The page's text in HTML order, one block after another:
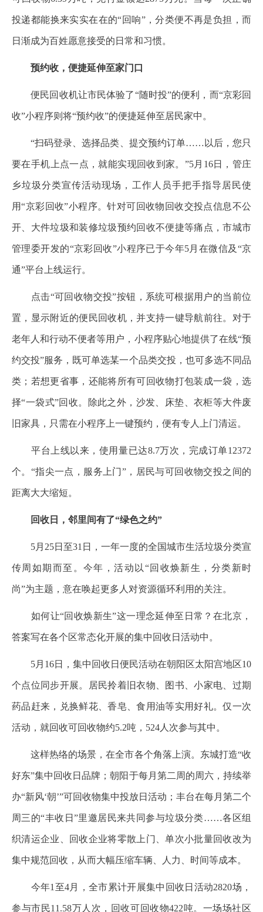
投递都能换来实实在在的“回响”，分类便不再是负担，而
日渐成为百姓愿意接受的日常和习惯。
预约收，便捷延伸至家门口
便民回收机让市民体验了“随时投”的便利，而“京彩回
收”小程序则将“预约收”的便捷延伸至居民家中。
“扫码登录、选择品类、提交预约订单……以后，您只
要在手机上点一点，就能实现回收到家。”5月16日，管庄
乡垃圾分类宣传活动现场，工作人员手把手指导居民使
用“京彩回收”小程序。针对可回收物回收交投点信息不公
开、大件垃圾和装修垃圾预约回收不便捷等痛点，市城市
管理委开发的“京彩回收”小程序已于今年5月在微信及“京
通”平台上线运行。
点击“可回收物交投”按钮，系统可根据用户的当前位
置，显示附近的便民回收机，并支持一键导航前往。对于
老年人和行动不便者等用户，小程序贴心地提供了在线“预
约交投”服务，既可单选某一个品类交投，也可多选不同品
类；若想更省事，还能将所有可回收物打包装成一袋，选
择“一袋式”回收。除此之外，沙发、床垫、衣柜等大件废
旧家具，只需在小程序上一键预约，便有专人上门清运。
平台上线以来，使用量已达8.7万次，完成订单12372
个。“指尖一点，服务上门”，居民与可回收物交投之间的
距离大大缩短。
回收日，邻里间有了“绿色之约”
5月25日至31日，一年一度的全国城市生活垃圾分类宣
传周如期而至。今年，活动以“回收焕新生，分类新时
尚”为主题，意在唤起更多人对资源循环利用的关注。
如何让“回收焕新生”这一理念延伸至日常？在北京，
答案写在各个区常态化开展的集中回收日活动中。
5月16日，集中回收日便民活动在朝阳区太阳宫地区10
个点位同步开展。居民拎着旧衣物、图书、小家电、过期
药品赶来，兑换鲜花、香皂、食用油等实用好礼。仅一次
活动，就回收可回收物约5.2吨，524人次参与其中。
这样热络的场景，在全市各个角落上演。东城打造“收
好东”集中回收日品牌；朝阳于每月第二周的周六，持续举
办“新风‘朝’”可回收物集中投放日活动；丰台在每月第二个
周三的“丰收日”里邀居民来共同参与垃圾分类……各区组
织清运企业、回收企业将零散上门、单次小批量回收改为
集中规范回收，从而大幅压缩车辆、人力、时间等成本。
今年1至4月，全市累计开展集中回收日活动2820场，
参与市民11.58万人次，回收可回收物422吨。一场场社区